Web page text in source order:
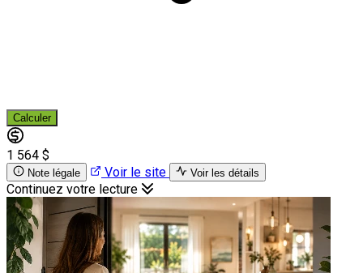
Calculer
1 564 $
Note légale Voir le site Voir les détails
Continuez votre lecture